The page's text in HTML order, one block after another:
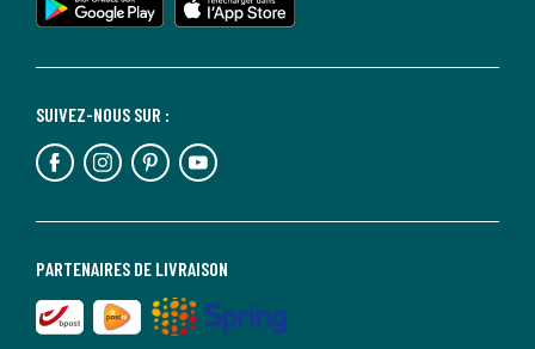
PARTENAIRES DE LIVRAISON
SUIVEZ-NOUS SUR :